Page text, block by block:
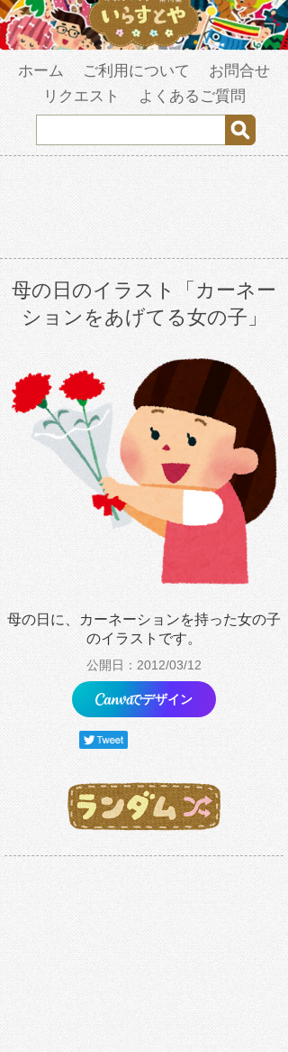
ホーム ご利用について
お問合せ
リクエスト
よくあるご質問
母の日のイラスト「カーネー
ションをあげてる女の子」
母の日に、カーネーションを持った女の子
のイラストです。
公開日：2012/03/12
でデザイン